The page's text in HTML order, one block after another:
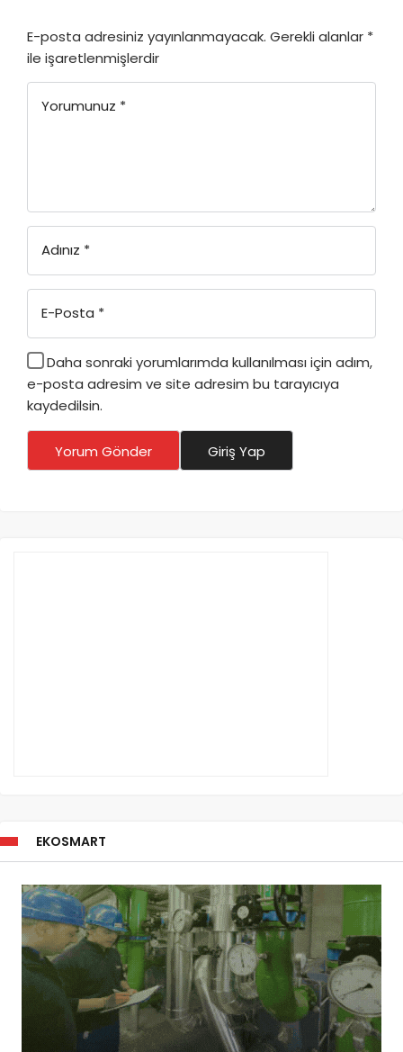
E-posta adresiniz yayınlanmayacak. Gerekli alanlar *
ile işaretlenmişlerdir
Yorumunuz *
Adınız *
E-Posta *
Daha sonraki yorumlarımda kullanılması için adım,
e-posta adresim ve site adresim bu tarayıcıya
kaydedilsin.
Yorum Gönder Giriş Yap
EKOSMART